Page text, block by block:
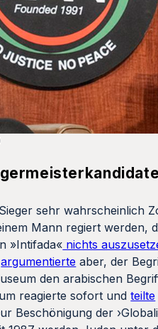
sehr wahrscheinlich
Mann regiert werden,
»Intifada« nichts
argumentierte aber, der
den arabischen
reagierte sofort undteilte
Beschönigung der